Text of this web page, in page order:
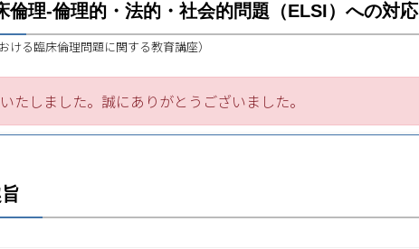
倫理‐倫理的・法的・社会的問題（ELSI）への対応
ける臨床倫理問題に関する教育講座）
たしました。誠にありがとうございました。